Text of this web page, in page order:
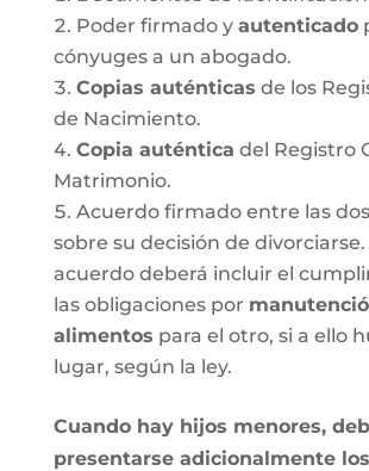
Poder firmado y autenticado
cónyuges a un abogado.
Copias auténticas de los
de Nacimiento.
Copia auténtica del Registro
Matrimonio.
Acuerdo firmado entre las
sobre su decisión de divorciarse.
acuerdo deberá incluir el
las obligaciones por
alimentos para el otro, si a ello
lugar, según la ley.
Cuando hay hijos menores,
presentarse adicionalmente los